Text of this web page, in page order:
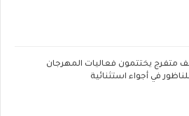
من 45 ألف متفرج يختتمون فعاليات المهرجان
في أجواء استثنائية